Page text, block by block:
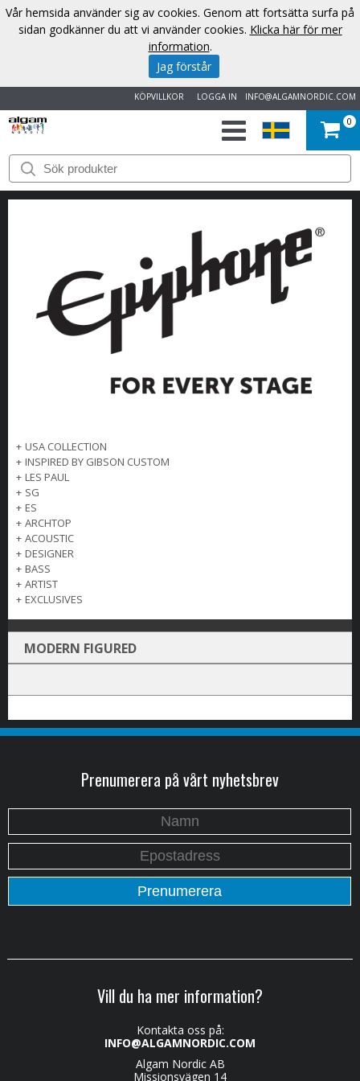
INFO@ALGAMNORDIC.COM
LOGGA IN
KÖPVILLKOR
START
VARUMÄRKEN
OM
OSS
KONTAKT
0
+ USA COLLECTION
+ INSPIRED BY GIBSON CUSTOM
+ LES PAUL
+ SG
+ ES
+ ARCHTOP
+ ACOUSTIC
+ DESIGNER
+ BASS
+ ARTIST
+ EXCLUSIVES
MODERN FIGURED
Prenumerera på vårt nyhetsbrev
Vill du ha mer information?
Kontakta oss på:
INFO@ALGAMNORDIC.COM
Algam Nordic AB
Missionsvägen 14
Vår hemsida använder sig av cookies. Genom att fortsätta surfa på
sidan godkänner du att vi använder cookies. Klicka här för mer
information.
Jag förstår